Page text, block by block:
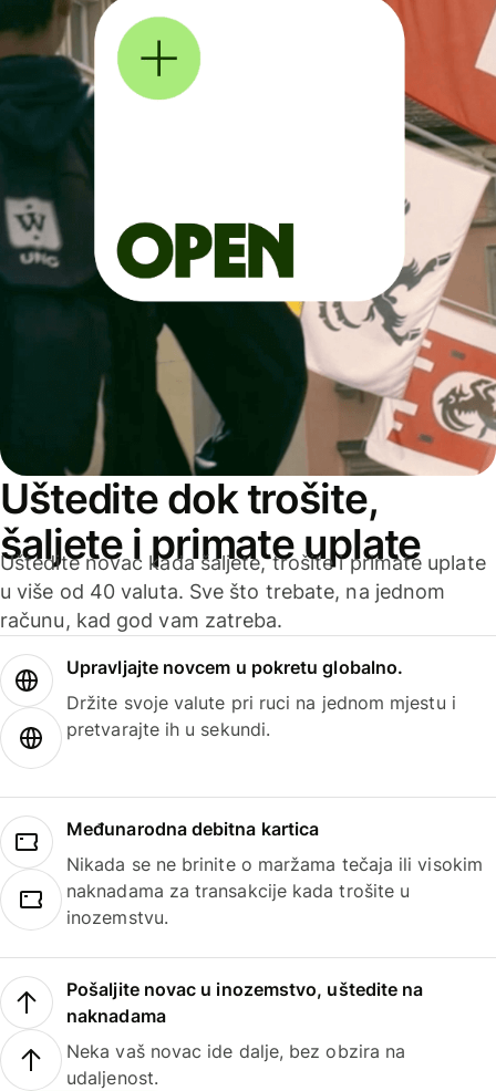
Uštedite dok trošite,
šaljete i primate uplate
Uštedite novac kada šaljete, trošite i primate uplate
u više od 40 valuta. Sve što trebate, na jednom
računu, kad god vam zatreba.
Upravljajte novcem u pokretu globalno.
Držite svoje valute pri ruci na jednom mjestu i
pretvarajte ih u sekundi.
Međunarodna debitna kartica
Nikada se ne brinite o maržama tečaja ili visokim
naknadama za transakcije kada trošite u
inozemstvu.
Pošaljite novac u inozemstvo, uštedite na
naknadama
Neka vaš novac ide dalje, bez obzira na
udaljenost.